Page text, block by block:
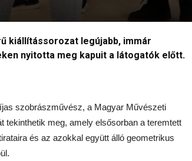
kiállítássorozat legújabb, immár
nyitotta meg kapuit a látogatók előtt.
szobrászművész, a Magyar Művészeti
tekinthetik meg, amely elsősorban a teremtett
és az azokkal együtt álló geometrikus